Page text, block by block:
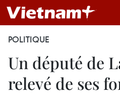
POLITIQUE
Un député de
relevé de ses